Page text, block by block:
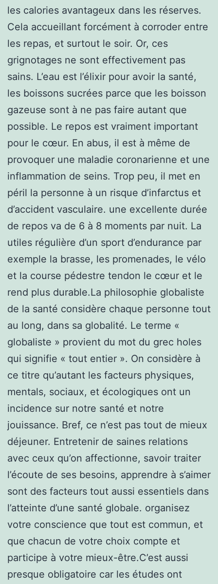
les calories avantageux dans les réserves.
Cela accueillant forcément à corroder entre
les repas, et surtout le soir. Or, ces
grignotages ne sont effectivement pas
sains. L’eau est l’élixir pour avoir la santé,
les boissons sucrées parce que les boisson
gazeuse sont à ne pas faire autant que
possible. Le repos est vraiment important
pour le cœur. En abus, il est à même de
provoquer une maladie coronarienne et une
inflammation de seins. Trop peu, il met en
péril la personne à un risque d’infarctus et
d’accident vasculaire. une excellente durée
de repos va de 6 à 8 moments par nuit. La
utiles régulière d’un sport d’endurance par
exemple la brasse, les promenades, le vélo
et la course pédestre tendon le cœur et le
rend plus durable.La philosophie globaliste
de la santé considère chaque personne tout
au long, dans sa globalité. Le terme «
globaliste » provient du mot du grec holes
qui signifie « tout entier ». On considère à
ce titre qu’autant les facteurs physiques,
mentals, sociaux, et écologiques ont un
incidence sur notre santé et notre
jouissance. Bref, ce n’est pas tout de mieux
déjeuner. Entretenir de saines relations
avec ceux qu’on affectionne, savoir traiter
l’écoute de ses besoins, apprendre à s’aimer
sont des facteurs tout aussi essentiels dans
l’atteinte d’une santé globale. organisez
votre conscience que tout est commun, et
que chacun de votre choix compte et
participe à votre mieux-être.C’est aussi
presque obligatoire car les études ont